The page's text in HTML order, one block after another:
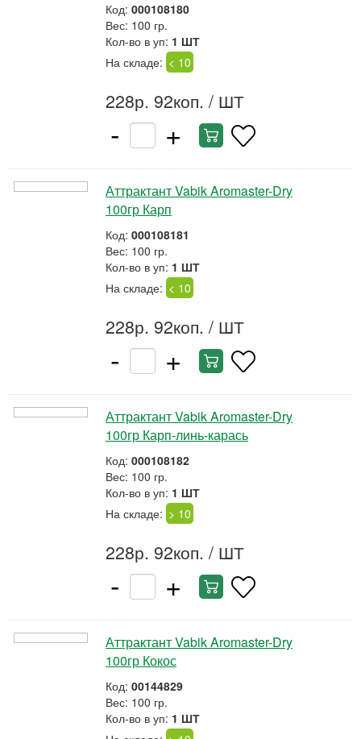
Код: 000108180
Вес: 100 гр.
Кол-во в уп: 1 ШТ
На складе: < 10
228р. 92коп. / ШТ
- +
Аттрактант Vabik Aromaster-Dry
100гр Карп
Код: 000108181
Вес: 100 гр.
Кол-во в уп: 1 ШТ
На складе: < 10
228р. 92коп. / ШТ
- +
Аттрактант Vabik Aromaster-Dry
100гр Карп-линь-карась
Код: 000108182
Вес: 100 гр.
Кол-во в уп: 1 ШТ
На складе: > 10
228р. 92коп. / ШТ
- +
Аттрактант Vabik Aromaster-Dry
100гр Кокос
Код: 00144829
Вес: 100 гр.
Кол-во в уп: 1 ШТ